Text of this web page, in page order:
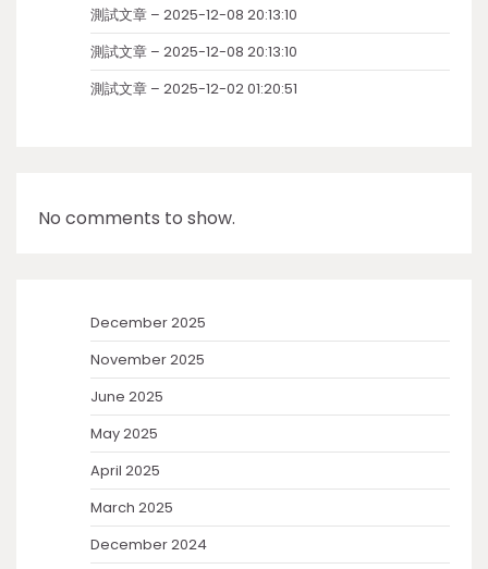
測試文章 – 2025-12-08 20:13:10
測試文章 – 2025-12-08 20:13:10
測試文章 – 2025-12-02 01:20:51
No comments to show.
December 2025
November 2025
June 2025
May 2025
April 2025
March 2025
December 2024